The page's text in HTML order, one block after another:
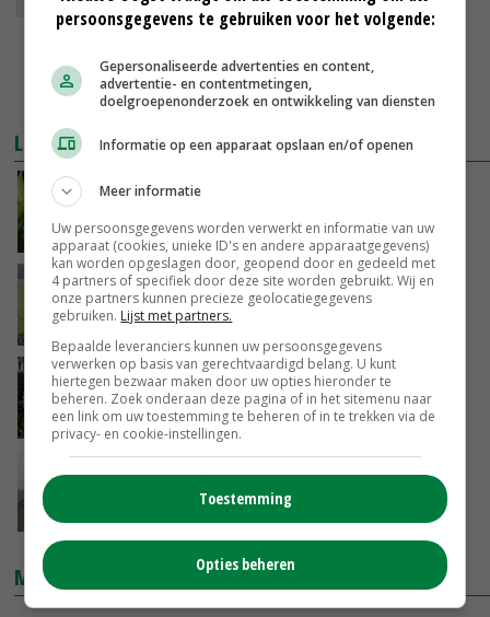
LEES OOK
Meer zetmeel in mais met groen fosfaat
12-01-2018
Pleidooi voor niet-kerende grondbewerking
11-01-2018
WUR heeft optimale groenbemester nog
niet gevonden
11-01-2018
Melkveehouder dekt gigakuil in zijn eentje
MARKTPRIJZEN
persoonsgegevens te gebruiken voor het volgende:
Gepersonaliseerde advertenties en content,
advertentie- en contentmetingen,
doelgroepenonderzoek en ontwikkeling van diensten
Informatie op een apparaat opslaan en/of openen
Meer informatie
Uw persoonsgegevens worden verwerkt en informatie van uw
apparaat (cookies, unieke ID's en andere apparaatgegevens)
kan worden opgeslagen door, geopend door en gedeeld met
4 partners of specifiek door deze site worden gebruikt. Wij en
onze partners kunnen precieze geolocatiegegevens
gebruiken. Lijst met partners.
Bepaalde leveranciers kunnen uw persoonsgegevens
verwerken op basis van gerechtvaardigd belang. U kunt
hiertegen bezwaar maken door uw opties hieronder te
beheren. Zoek onderaan deze pagina of in het sitemenu naar
een link om uw toestemming te beheren of in te trekken via de
privacy- en cookie-instellingen.
Toestemming
Opties beheren